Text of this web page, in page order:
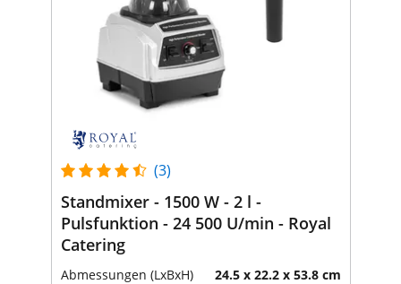
(3)
Standmixer - 1500 W - 2 l -
Pulsfunktion - 24 500 U/min - Royal
Catering
Abmessungen (LxBxH) 24.5 x 22.2 x 53.8 cm